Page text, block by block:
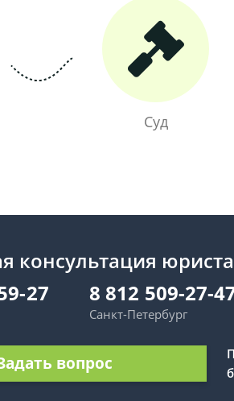
Суд
консультация юриста
27
8 812 509-27-
Санкт-Петербург
вопрос